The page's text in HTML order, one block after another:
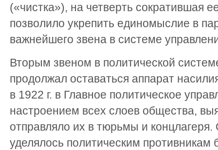
(«чистка»), на четверть сократившая
позволило укрепить единомыслие в
важнейшего звена в системе
Вторым звеном в политической
продолжал оставаться аппарат
в 1922 г. в Главное политическое
настроением всех слоев общества,
отправляло их в тюрьмы и
уделялось политическим противникам